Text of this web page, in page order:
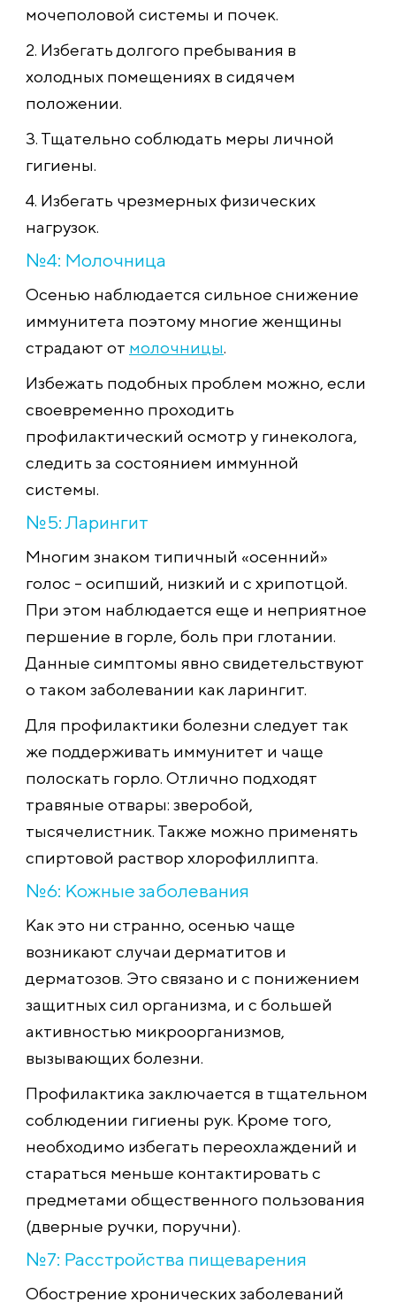
мочеполовой системы и почек.
2. Избегать долгого пребывания в
холодных помещениях в сидячем
положении.
3. Тщательно соблюдать меры личной
гигиены.
4. Избегать чрезмерных физических
нагрузок.
№4: Молочница
Осенью наблюдается сильное снижение
иммунитета поэтому многие женщины
страдают от молочницы.
Избежать подобных проблем можно, если
своевременно проходить
профилактический осмотр у гинеколога,
следить за состоянием иммунной
системы.
№5: Ларингит
Многим знаком типичный «осенний»
голос – осипший, низкий и с хрипотцой.
При этом наблюдается еще и неприятное
першение в горле, боль при глотании.
Данные симптомы явно свидетельствуют
о таком заболевании как ларингит.
Для профилактики болезни следует так
же поддерживать иммунитет и чаще
полоскать горло. Отлично подходят
травяные отвары: зверобой,
тысячелистник. Также можно применять
спиртовой раствор хлорофиллипта.
№6: Кожные заболевания
Как это ни странно, осенью чаще
возникают случаи дерматитов и
дерматозов. Это связано и с понижением
защитных сил организма, и с большей
активностью микроорганизмов,
вызывающих болезни.
Профилактика заключается в тщательном
соблюдении гигиены рук. Кроме того,
необходимо избегать переохлаждений и
стараться меньше контактировать с
предметами общественного пользования
(дверные ручки, поручни).
№7: Расстройства пищеварения
Обострение хронических заболеваний